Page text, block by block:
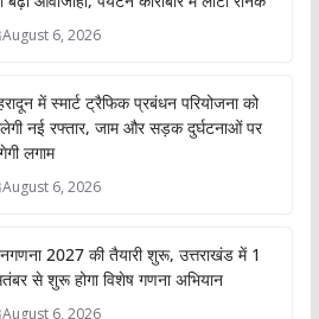
August 6, 2026
में स्मार्ट ट्रैफिक प्रबंधन परियोजना को
नई रफ्तार, जाम और सड़क दुर्घटनाओं पर
लगाम
August 6, 2026
2027 की तैयारी शुरू, उत्तराखंड में 1
से शुरू होगा विशेष गणना अभियान
August 6, 2026